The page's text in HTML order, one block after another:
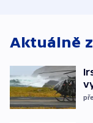
Aktuálně